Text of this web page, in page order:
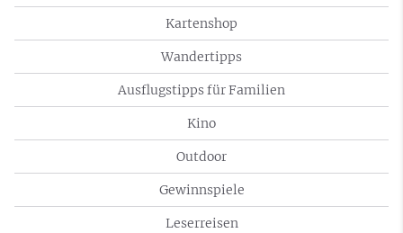
Kartenshop
Wandertipps
Ausflugstipps für Familien
Kino
Outdoor
Gewinnspiele
Leserreisen